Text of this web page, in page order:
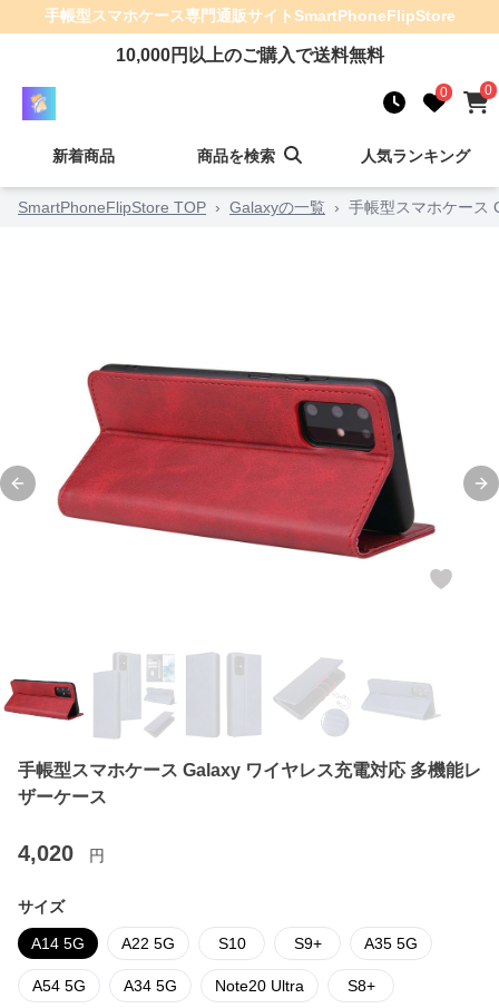
手帳型スマホケース専門通販サイトSmartPhoneFlipStore
10,000円以上のご購入で送料無料
0 0
新着商品 商品を検索 人気ランキング
SmartPhoneFlipStore TOP › Galaxyの一覧 › 手帳型スマホケース
Previous slide
手帳型スマホケース Galaxy ワイヤレス充電対応 多機能レ
ザーケース
4,020 円
サイズ
A14 5G A22 5G S10 S9+ A35 5G
A54 5G A34 5G Note20 Ultra S8+